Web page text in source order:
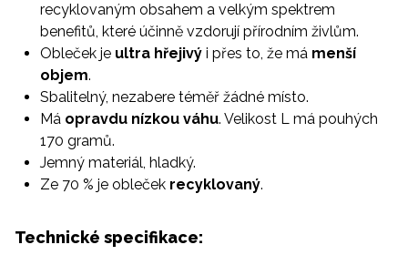
recyklovaným obsahem a velkým spektrem
benefitů, které účinně vzdorují přírodním živlům.
Obleček je ultra hřejivý i přes to, že má menší
objem.
Sbalitelný, nezabere téměř žádné místo.
Má opravdu nízkou váhu. Velikost L má pouhých
170 gramů.
Jemný materiál, hladký.
Ze 70 % je obleček recyklovaný.
Technické specifikace: